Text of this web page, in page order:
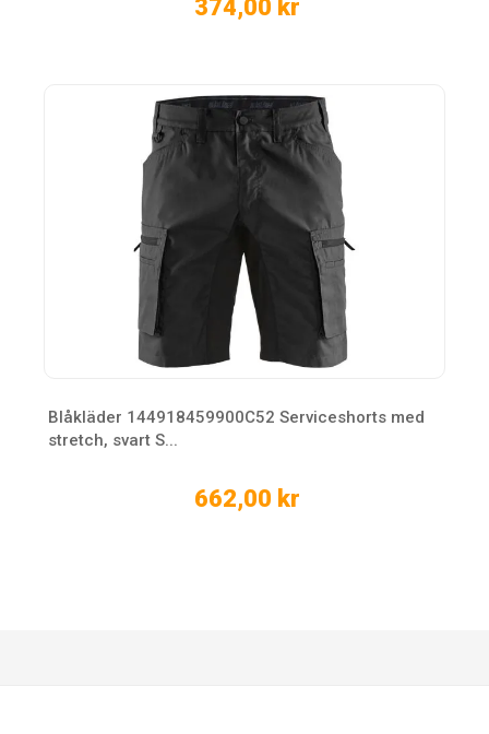
374,00 kr
Blåkläder 144918459900C52 Serviceshorts med
stretch, svart S...
662,00 kr